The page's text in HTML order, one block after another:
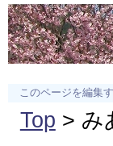
このページを編集
Top > み